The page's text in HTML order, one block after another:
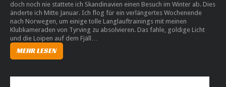
doch noch nie stattete ich Skandinavien einen Besuch im Winter ab. Dies
änderte ich Mitte Januar. Ich flog für ein verlängertes Wochenende
nach Norwegen, um einige tolle Langlauftrainings mit meinen
Klubkameraden von Tyrving zu absolvieren. Das fahle, goldige Licht
und die Loipen auf dem Fjäll…
MEHR LESEN